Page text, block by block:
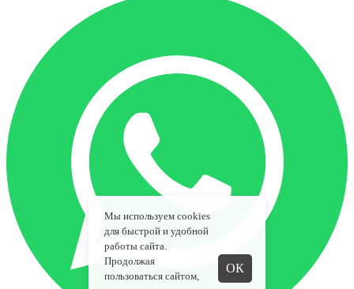
Мы используем cookies
для быстрой и удобной
работы сайта.
Продолжая
пользоваться сайтом,
ОК